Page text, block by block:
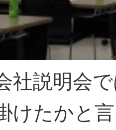
社説明会
けたかと